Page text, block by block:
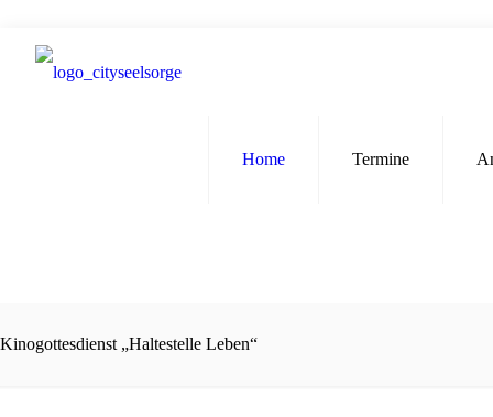
Home Termine
Kinogottesdienst „Haltestelle Leben“